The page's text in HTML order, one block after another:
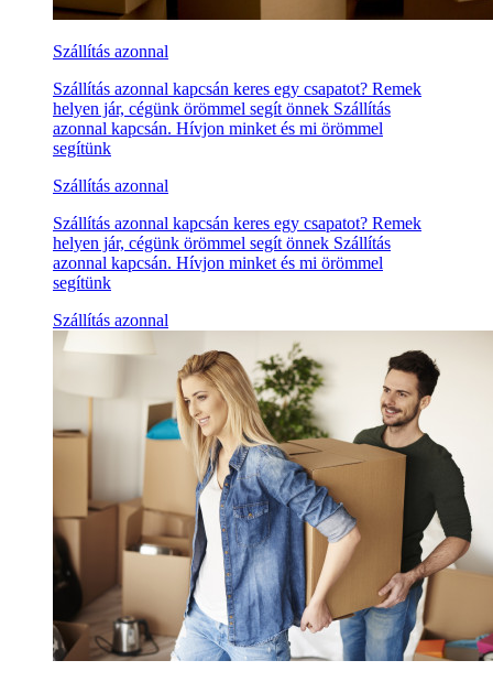
Szállítás azonnal
Szállítás azonnal kapcsán keres egy csapatot? Remek
helyen jár, cégünk örömmel segít önnek Szállítás
azonnal kapcsán. Hívjon minket és mi örömmel
segítünk
Szállítás azonnal
Szállítás azonnal kapcsán keres egy csapatot? Remek
helyen jár, cégünk örömmel segít önnek Szállítás
azonnal kapcsán. Hívjon minket és mi örömmel
segítünk
Szállítás azonnal